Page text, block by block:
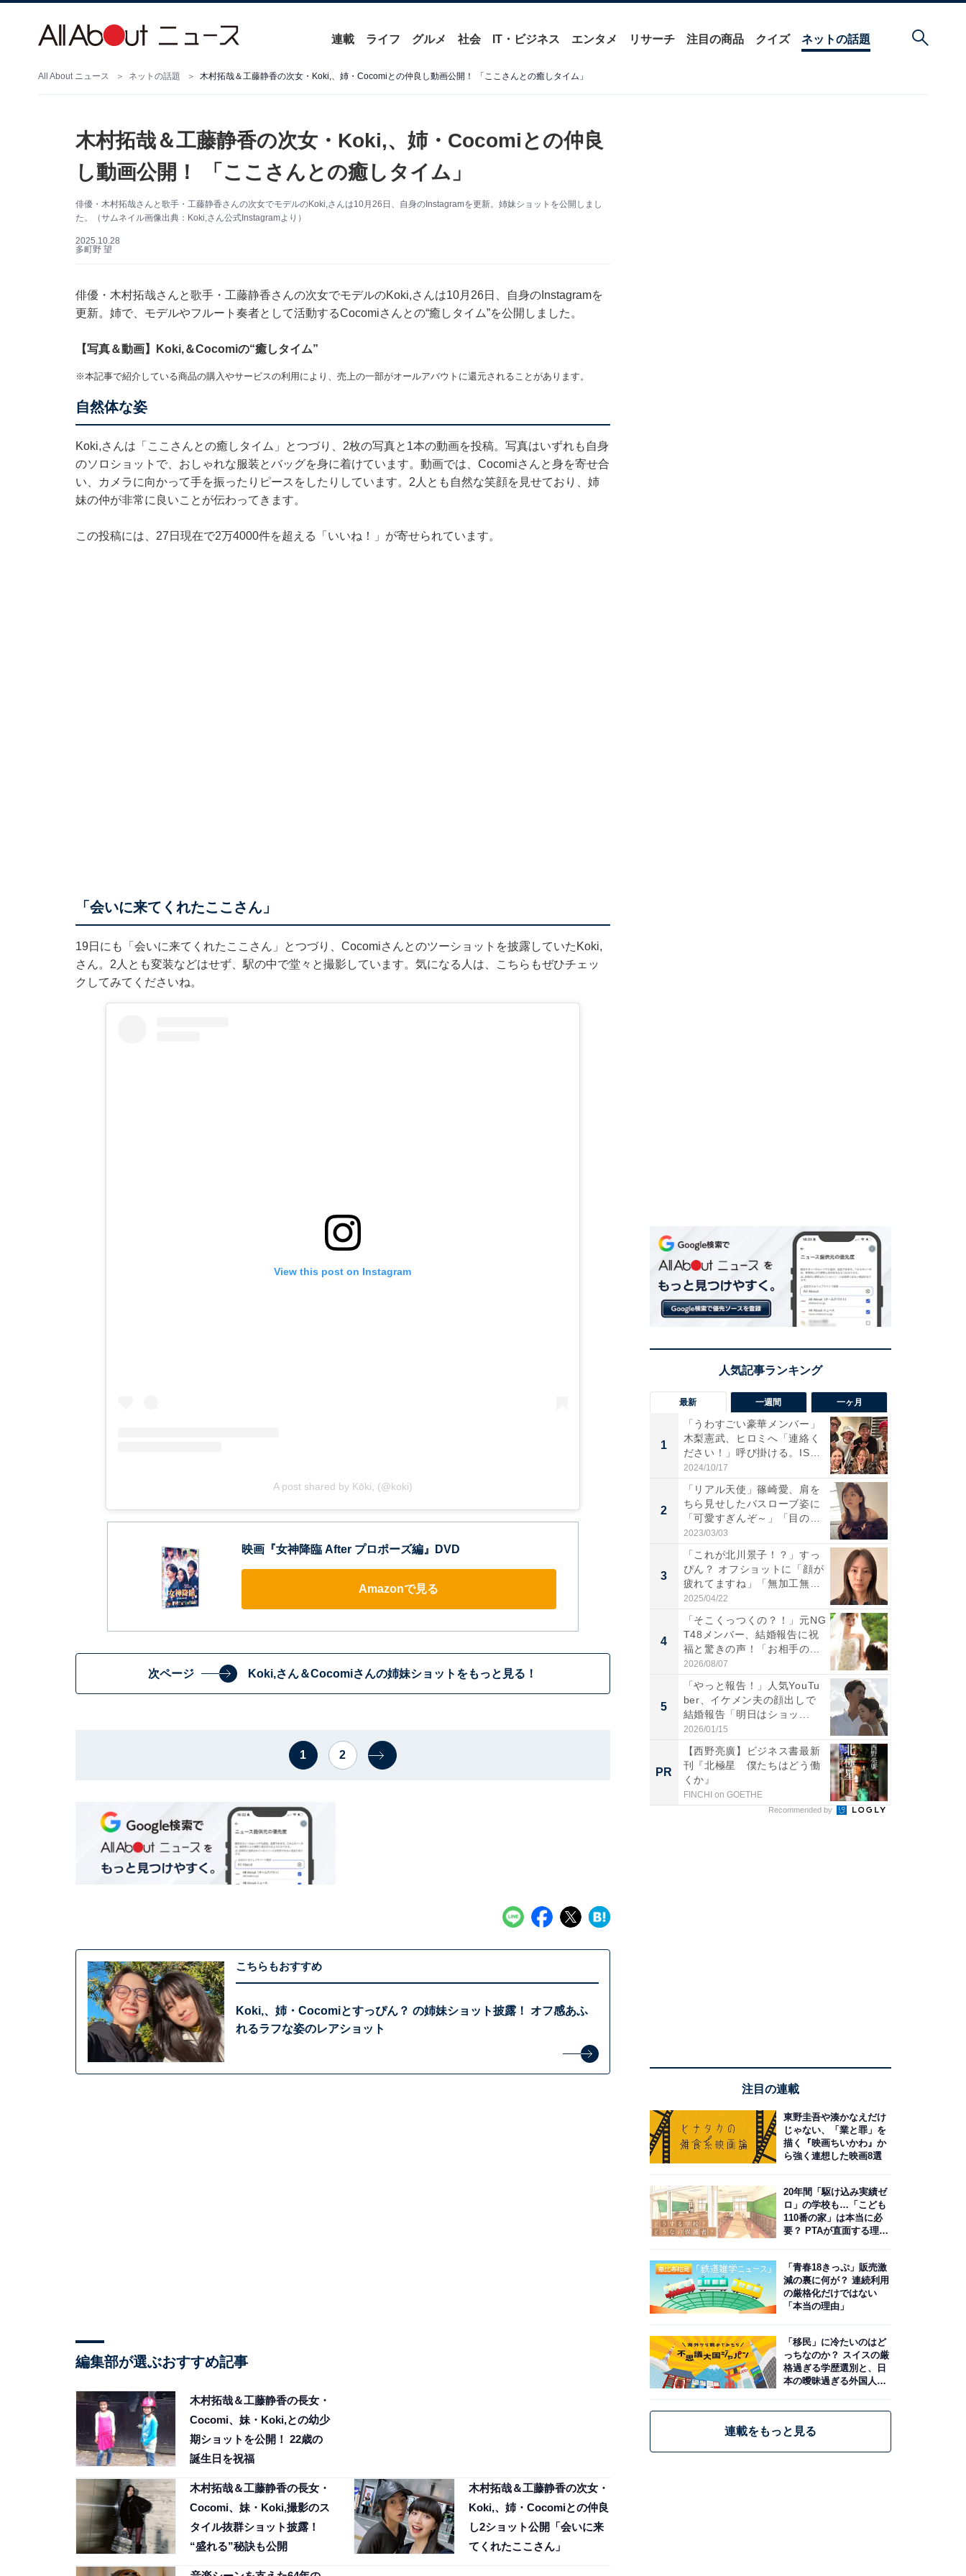
連載 ライフ グルメ 社会 IT・ビジネス エンタメ リサーチ 注目の商品 クイズ ネットの話題
All About ニュース ネットの話題 木村拓哉＆工藤静香の次女・Koki,、姉・Cocomiとの仲良し動画公開！ 「ここさんとの癒しタイム」
木村拓哉＆工藤静香の次女・Koki,、姉・Cocomiとの仲良
し動画公開！ 「ここさんとの癒しタイム」
俳優・木村拓哉さんと歌手・工藤静香さんの次女でモデルのKoki,さんは10月26日、自身のInstagramを更新。姉妹ショットを公開しまし
た。（サムネイル画像出典：Koki,さん公式Instagramより）
2025.10.28
多町野 望
俳優・木村拓哉さんと歌手・工藤静香さんの次女でモデルのKoki,さんは10月26日、自身のInstagramを
更新。姉で、モデルやフルート奏者として活動するCocomiさんとの“癒しタイム”を公開しました。
【写真＆動画】Koki,＆Cocomiの“癒しタイム”
※本記事で紹介している商品の購入やサービスの利用により、売上の一部がオールアバウトに還元されることがあります。
自然体な姿
Koki,さんは「ここさんとの癒しタイム」とつづり、2枚の写真と1本の動画を投稿。写真はいずれも自身
のソロショットで、おしゃれな服装とバッグを身に着けています。動画では、Cocomiさんと身を寄せ合
い、カメラに向かって手を振ったりピースをしたりしています。2人とも自然な笑顔を見せており、姉
妹の仲が非常に良いことが伝わってきます。
この投稿には、27日現在で2万4000件を超える「いいね！」が寄せられています。
「会いに来てくれたここさん」
19日にも「会いに来てくれたここさん」とつづり、Cocomiさんとのツーショットを披露していたKoki,
さん。2人とも変装などはせず、駅の中で堂々と撮影しています。気になる人は、こちらもぜひチェッ
クしてみてくださいね。
View this post on Instagram
A post shared by Kōki, (@koki)
映画『女神降臨 After プロポーズ編』DVD
Amazonで見る
次ページ Koki,さん＆Cocomiさんの姉妹ショットをもっと見る！
1 2
こちらもおすすめ
Koki,、姉・Cocomiとすっぴん？ の姉妹ショット披露！ オフ感あふ
れるラフな姿のレアショット
編集部が選ぶおすすめ記事
木村拓哉＆工藤静香の長女・
Cocomi、妹・Koki,との幼少
期ショットを公開！ 22歳の
誕生日を祝福
木村拓哉＆工藤静香の長女・
Cocomi、妹・Koki,撮影のス
タイル抜群ショット披露！
“盛れる”秘訣も公開
木村拓哉＆工藤静香の次女・
Koki,、姉・Cocomiとの仲良
し2ショット公開「会いに来
てくれたここさん」
最新 一週間 一ヶ月
1
「うわすごい豪華メンバー」
木梨憲武、ヒロミへ「連絡く
ださい！」呼び掛ける。IS
S...
2024/10/17
2
「リアル天使」篠崎愛、肩を
ちら見せしたバスローブ姿に
「可愛すぎんぞ～」「目の表
情...
2023/03/03
3
「これが北川景子！？」すっ
ぴん？ オフショットに「顔が
疲れてますね」「無加工無
表...
2025/04/22
4
「そこくっつくの？！」元NG
T48メンバー、結婚報告に祝
福と驚きの声！「お相手の...
2026/08/07
5
「やっと報告！」人気YouTu
ber、イケメン夫の顔出しで
結婚報告「明日はショッ...
2026/01/15
PR
【西野亮廣】ビジネス書最新
刊『北極星 僕たちはどう働
くか』
FINCHI on GOETHE
Recommended by
注目の連載
東野圭吾や湊かなえだけ
じゃない、「業と罪」を
描く『映画ちいかわ』か
ら強く連想した映画8選
20年間「駆け込み実績ゼ
ロ」の学校も…「こども
110番の家」は本当に必
要？ PTAが直面する理想
「青春18きっぷ」販売激
減の裏に何が？ 連続利用
の厳格化だけではない
「本当の理由」
「移民」に冷たいのはど
っちなのか？ スイスの厳
格過ぎる学歴選別と、日
本の曖昧過ぎる外国人政
連載をもっと見る